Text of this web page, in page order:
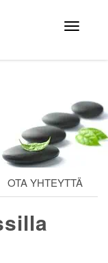
Avaa
valikko
OTA YHTEYTTÄ